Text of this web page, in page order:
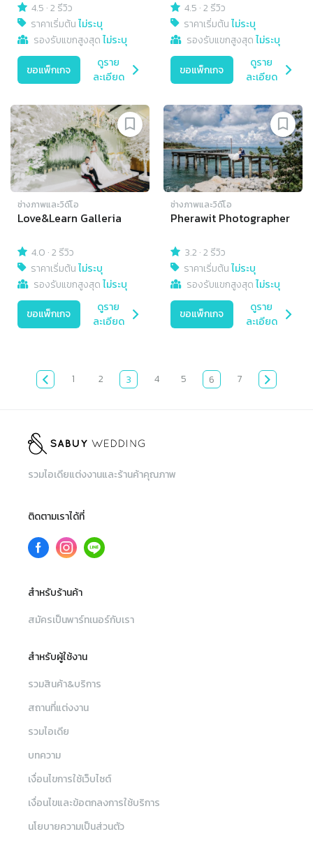
4.5 ·2 รีวิว
ราคาเริ่มต้นไม่ระบุ
รองรับแขกสูงสุดไม่ระบุ
ขอแพ็กเกจ
ดูราย
ละเอียด
4.5 ·2 รีวิว
ราคาเริ่มต้นไม่ระบุ
รองรับแขกสูงสุดไม่ระบุ
ขอแพ็กเกจ
ดูราย
ละเอียด
ช่างภาพและวิดีโอ
Love&Learn Galleria
4.0 ·2 รีวิว
ราคาเริ่มต้นไม่ระบุ
รองรับแขกสูงสุดไม่ระบุ
ขอแพ็กเกจ
ดูราย
ละเอียด
ช่างภาพและวิดีโอ
Pherawit Photographer
3.2 ·2 รีวิว
ราคาเริ่มต้นไม่ระบุ
รองรับแขกสูงสุดไม่ระบุ
ขอแพ็กเกจ
ดูราย
ละเอียด
1 2 3 4 5 6 7
รวมไอเดียแต่งงานและร้านค้าคุณภาพ
ติดตามเราได้ที่
สำหรับร้านค้า
สมัครเป็นพาร์ทเนอร์กับเรา
สำหรับผู้ใช้งาน
รวมสินค้า&บริการ
สถานที่แต่งงาน
รวมไอเดีย
บทความ
เงื่อนไขการใช้เว็บไซต์
เงื่อนไขและข้อตกลงการใช้บริการ
นโยบายความเป็นส่วนตัว